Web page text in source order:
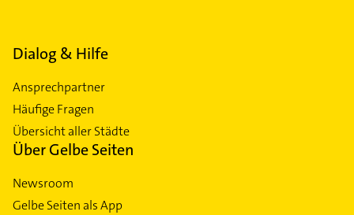
Dialog & Hilfe
Ansprechpartner
Häufige Fragen
Übersicht aller Städte
Über Gelbe Seiten
Newsroom
Gelbe Seiten als App